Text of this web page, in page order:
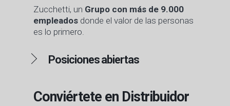
Zucchetti, un Grupo con más de 9.000
empleados donde el valor de las personas
es lo primero.
Posiciones abiertas
Conviértete en Distribuidor